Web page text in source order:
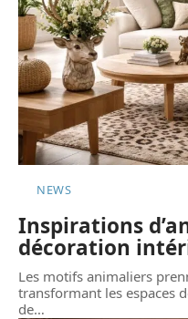
NEWS
Inspirations
décoration
Les motifs animaliers
transformant les espaces
de…